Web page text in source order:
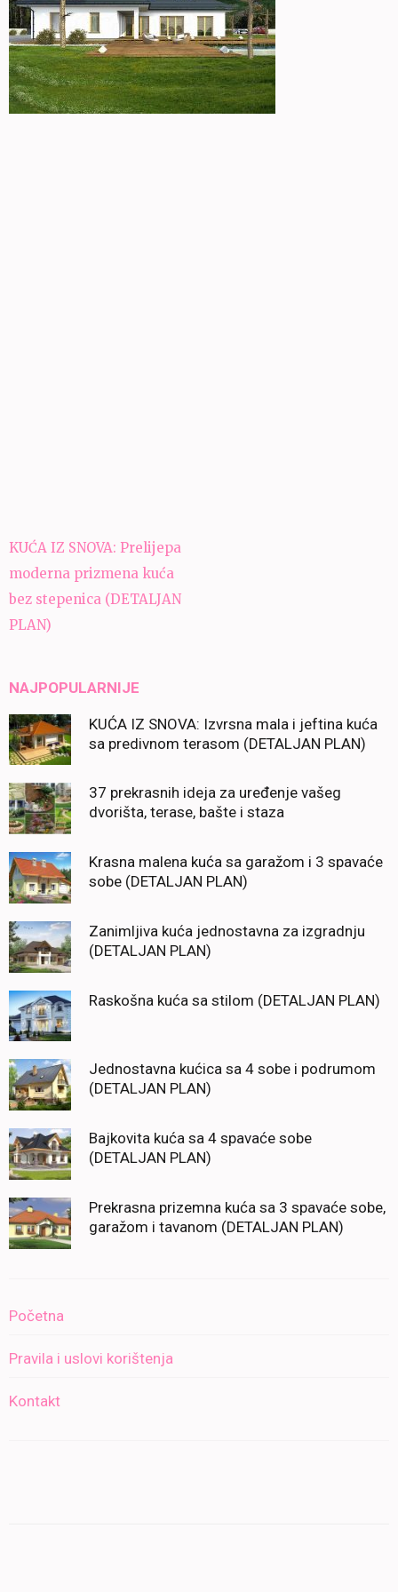
Navigacija
članaka
KUĆA IZ SNOVA: Prelijepa
moderna prizmena kuća
bez stepenica (DETALJAN
PLAN)
NAJPOPULARNIJE
KUĆA IZ SNOVA: Izvrsna mala i jeftina kuća
sa predivnom terasom (DETALJAN PLAN)
37 prekrasnih ideja za uređenje vašeg
dvorišta, terase, bašte i staza
Krasna malena kuća sa garažom i 3 spavaće
sobe (DETALJAN PLAN)
Zanimljiva kuća jednostavna za izgradnju
(DETALJAN PLAN)
Raskošna kuća sa stilom (DETALJAN PLAN)
Jednostavna kućica sa 4 sobe i podrumom
(DETALJAN PLAN)
Bajkovita kuća sa 4 spavaće sobe
(DETALJAN PLAN)
Prekrasna prizemna kuća sa 3 spavaće sobe,
garažom i tavanom (DETALJAN PLAN)
Početna
Pravila i uslovi korištenja
Kontakt